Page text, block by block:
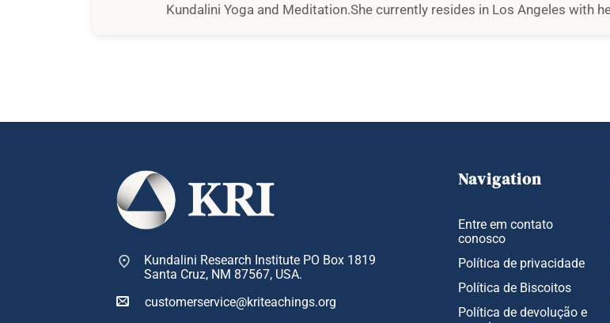
Kundalini Yoga and Meditation.She currently resides in Los Angeles with
Kundalini Research Institute PO Box 1819
Santa Cruz, NM 87567, USA.
customerservice@kriteachings.org
Navigation
Entre em contato
conosco
Política de privacidade
Política de Biscoitos
Política de devolução e